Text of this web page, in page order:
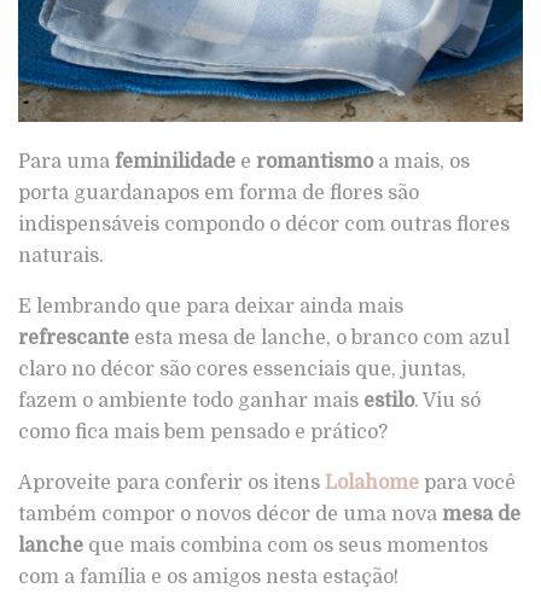
Para uma feminilidade e romantismoa mais, os
porta guardanapos em forma de flores são
indispensáveis compondo o décor com outras flores
naturais.
E lembrando que para deixar ainda mais
refrescante esta mesa de lanche, o branco com azul
claro no décor são cores essenciais que, juntas,
fazem o ambiente todo ganhar mais estilo. Viu só
como fica mais bem pensado e prático?
Aproveite para conferir os itens Lolahome para você
também compor o novos décor de uma nova mesa de
lanche que mais combina com os seus momentos
com a família e os amigos nesta estação!